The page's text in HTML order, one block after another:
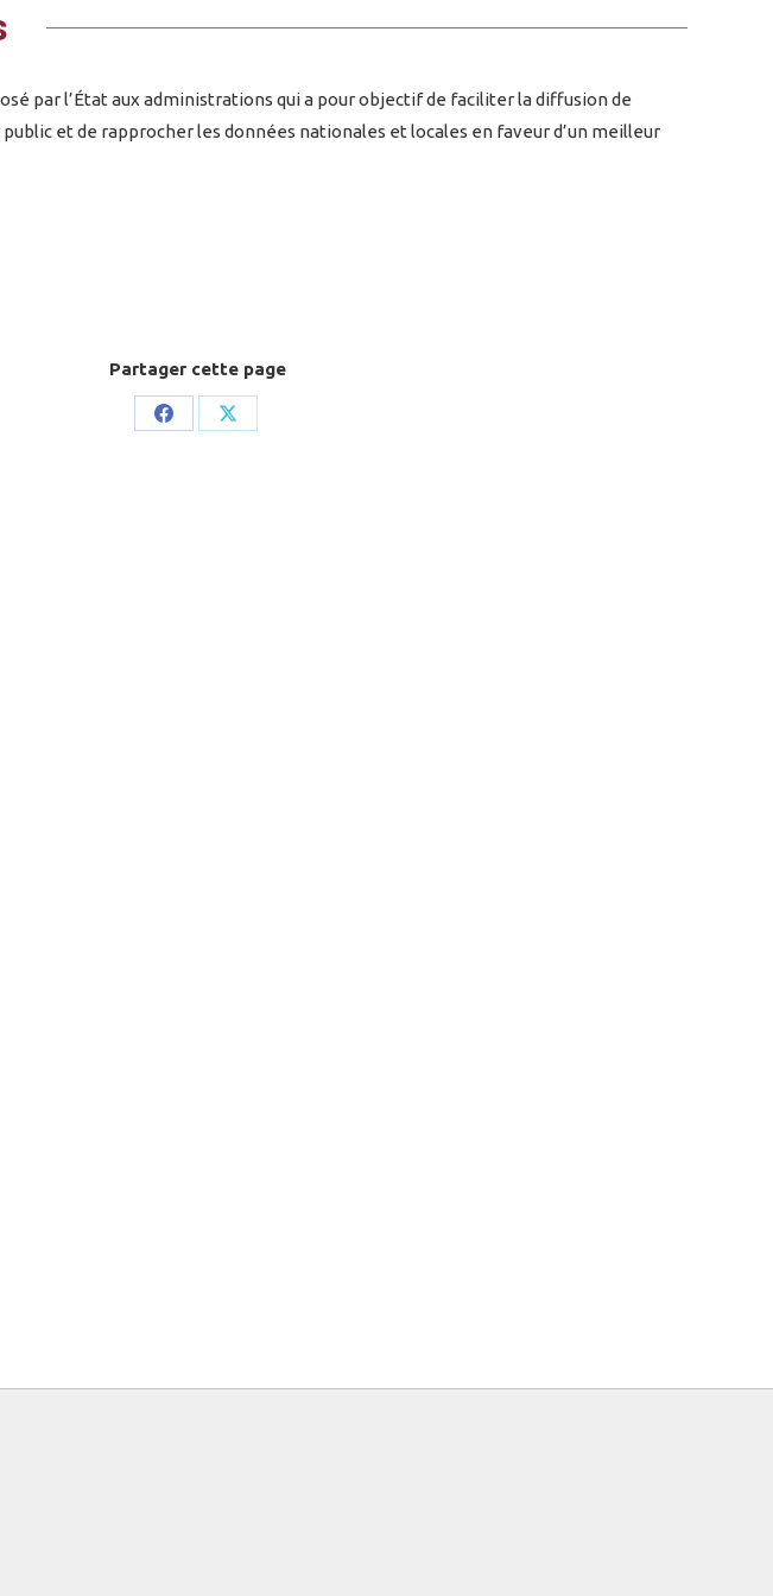
par l’État aux administrations qui a pour objectif de faciliter la diffusion de
et de rapprocher les données nationales et locales en faveur d’un meilleur
Partager cette page
Share
Share